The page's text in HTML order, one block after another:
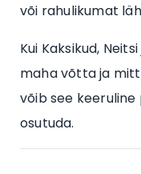
või rahulikumat
Kui Kaksikud,
maha võtta ja
võib see keeruline
osutuda.